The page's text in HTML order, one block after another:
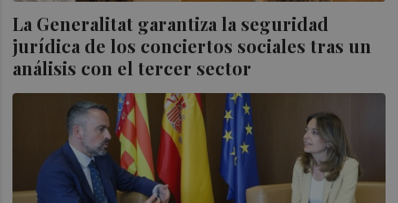
La Generalitat garantiza la seguridad
jurídica de los conciertos sociales tras un
análisis con el tercer sector